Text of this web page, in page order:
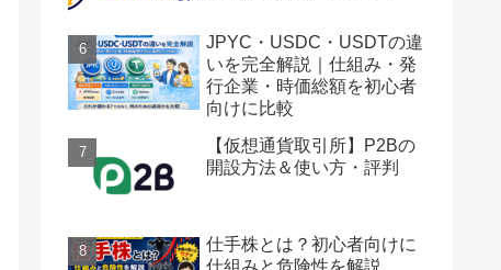
JPYC・USDC・USDTの違
いを完全解説｜仕組み・発
行企業・時価総額を初心者
向けに比較
【仮想通貨取引所】P2Bの
開設方法＆使い方・評判
仕手株とは？初心者向けに